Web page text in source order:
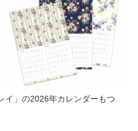
イ」の2026年カレンダーもつ